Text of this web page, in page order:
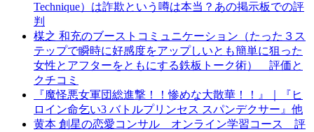
Technique）は詐欺という噂は本当？あの掲示板での評
判
楳之 和充のブーストコミュニケーション（たった３ス
テップで瞬時に好感度をアップしいとも簡単に狙った
女性とアフターをともにする鉄板トーク術） 評価と
クチコミ
『魔怪悪女軍団総進撃！！惨めな大散華！！』｜『ヒ
ロイン命乞い3 バトルプリンセス スパンデクサー』他
黄本 創星の恋愛コンサル オンライン学習コース 評